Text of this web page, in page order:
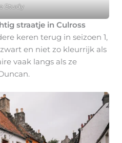
Study
straatje in Culross
keren terug in seizoen 1,
en niet zo kleurrijk als
vaak langs als ze